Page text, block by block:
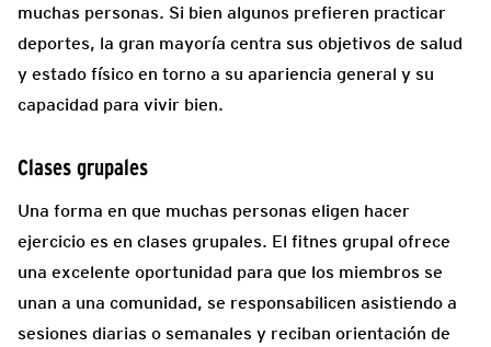
muchas personas. Si bien algunos prefieren practicar
deportes, la gran mayoría centra sus objetivos de salud
y estado físico en torno a su apariencia general y su
capacidad para vivir bien.
Clases grupales
Una forma en que muchas personas eligen hacer
ejercicio es en clases grupales. El fitnes grupal ofrece
una excelente oportunidad para que los miembros se
unan a una comunidad, se responsabilicen asistiendo a
sesiones diarias o semanales y reciban orientación de